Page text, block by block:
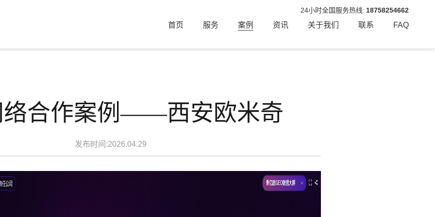
首页 服务 案例 资讯 关于我们 联系 FAQ
24小时全国服务热线: 18758254662
络合作案例——西安欧米奇
发布时间:2026.04.29